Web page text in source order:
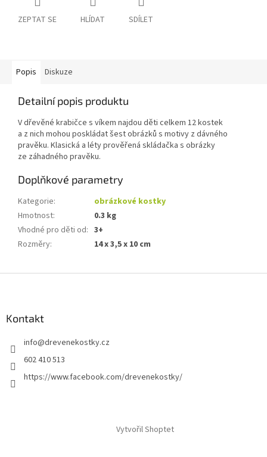
ZEPTAT SE HLÍDAT SDÍLET
Popis Diskuze
Detailní popis produktu
V dřevěné krabičce s víkem najdou děti celkem 12 kostek
a z nich mohou poskládat šest obrázků s motivy z dávného
pravěku. Klasická a léty prověřená skládačka s obrázky
ze záhadného pravěku.
Doplňkové parametry
Kategorie:
obrázkové kostky
Hmotnost:
0.3 kg
Vhodné pro děti od: 3+
Rozměry: 14 x 3,5 x 10 cm
Kontakt
info@drevenekostky.cz
602 410 513
https://www.facebook.com/drevenekostky/
Vytvořil Shoptet